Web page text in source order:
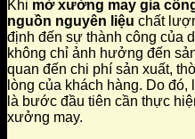
Khi mở xưởng may gia
nguồn nguyên liệu chất
định đến sự thành công của
không chỉ ảnh hưởng đến
quan đến chi phí sản xuất,
lòng của khách hàng. Do
là bước đầu tiên cần thực
xưởng may.